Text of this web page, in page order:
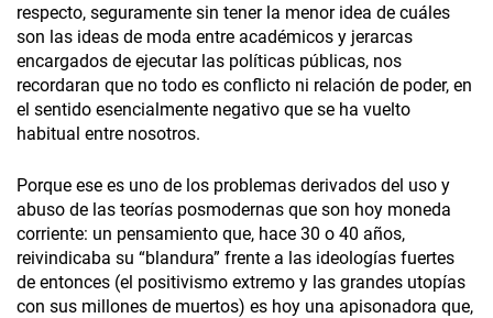
respecto, seguramente sin tener la menor idea de cuáles
son las ideas de moda entre académicos y jerarcas
encargados de ejecutar las políticas públicas, nos
recordaran que no todo es conflicto ni relación de poder, en
el sentido esencialmente negativo que se ha vuelto
habitual entre nosotros.
Porque ese es uno de los problemas derivados del uso y
abuso de las teorías posmodernas que son hoy moneda
corriente: un pensamiento que, hace 30 o 40 años,
reivindicaba su “blandura” frente a las ideologías fuertes
de entonces (el positivismo extremo y las grandes utopías
con sus millones de muertos) es hoy una apisonadora que,